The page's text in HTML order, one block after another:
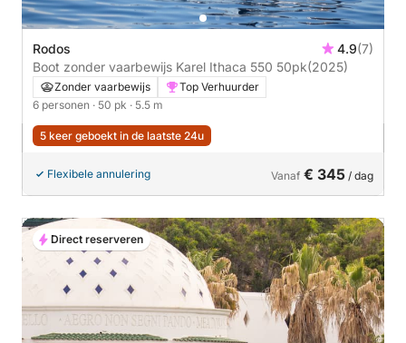
Rodos 4.9(7)
Boot zonder vaarbewijs Karel Ithaca 550 50pk(2025)
Zonder vaarbewijs
Top Verhuurder
6 personen · 50 pk · 5.5 m
5 keer geboekt in de laatste 24u
Flexibele annulering Vanaf € 345 / dag
Direct reserveren